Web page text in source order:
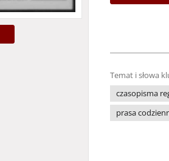
Temat i słowa
czasopisma
prasa